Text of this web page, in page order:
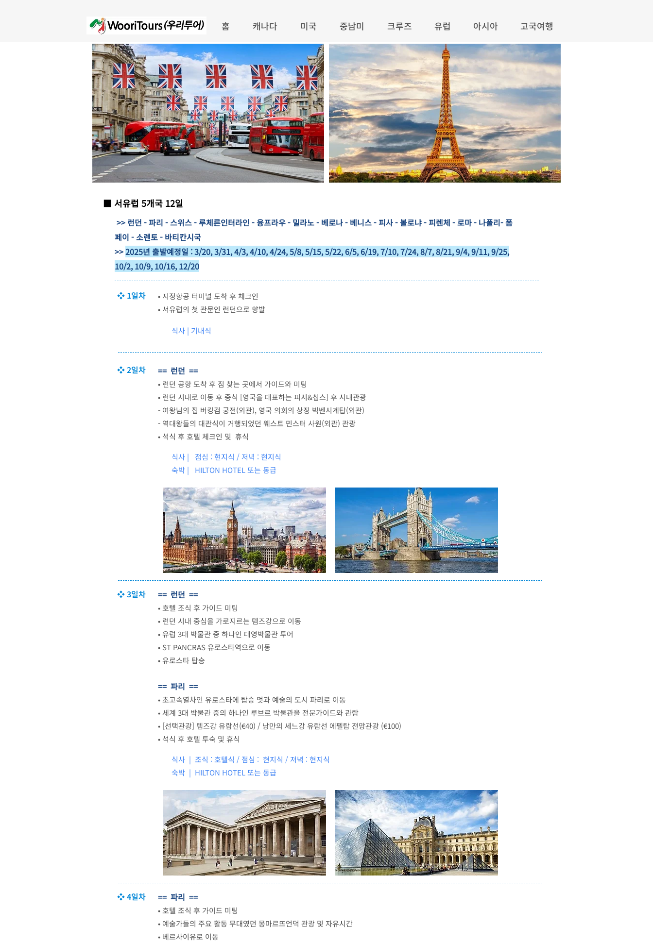
홈 캐나다 미국 중남미 크루즈 유럽 아시아 고국여행
■ 서유럽 5개국 12일
>> 런던 - 파리 - 스위스 - 루체른인터라인 - 융프라우 - 밀라노 - 베로나 - 베니스 - 피사 - 볼로냐 - 피렌체 - 로마 - 나폴리- 폼
페이 - 소렌토 - 바티칸시국
>>2025년 출발예정일 : 3/20, 3/31, 4/3, 4/10, 4/24, 5/8, 5/15, 5/22, 6/5, 6/19, 7/10, 7/24, 8/7, 8/21, 9/4, 9/11, 9/25,
10/2, 10/9, 10/16, 12/20
❖ 1일차
• 지정항공 터미널 도착 후 체크인
• 서유럽의 첫 관문인 런던으로 향발
식사 | 기내식
❖ 2일차 == 런던 ==
• 런던 공항 도착 후 짐 찾는 곳에서 가이드와 미팅
• 런던 시내로 이동 후 중식 [영국을 대표하는 피시&칩스] 후 시내관광
- 여왕님의 집 버킹검 궁전(외관), 영국 의회의 상징 빅벤시계탑(외관)
- 역대왕들의 대관식이 거행되었던 웨스트 민스터 사원(외관) 관광
• 석식 후 호텔 체크인 및 휴식
식사 | 점심 : 현지식 / 저녁 : 현지식
숙박 | HILTON HOTEL 또는 동급
❖ 3일차 == 런던 ==
• 호텔 조식 후 가이드 미팅
• 런던 시내 중심을 가로지르는 템즈강으로 이동
• 유럽 3대 박물관 중 하나인 대영박물관 투어
• ST PANCRAS 유로스타역으로 이동
•유로스타 탑승
== 파리 ==
•초고속열차인 유로스타에 탑승 멋과 예술의 도시 파리로 이동
•세계 3대 박물관 중의 하나인 루브르 박물관을 전문가이드와 관람
• [선택관광] 템즈강 유람선(€40) / 낭만의 세느강 유람선 에펠탑 전망관광 (€100)
• 석식 후 호텔 투숙 및 휴식
식사 | 조식 : 호텔식 / 점심 : 현지식 / 저녁 : 현지식
숙박 | HILTON HOTEL 또는 동급
❖ 4일차 == 파리 ==
• 호텔 조식 후 가이드 미팅
• 예술가들의 주요 활동 무대였던 몽마르뜨언덕 관광 및 자유시간
• 베르사이유로 이동